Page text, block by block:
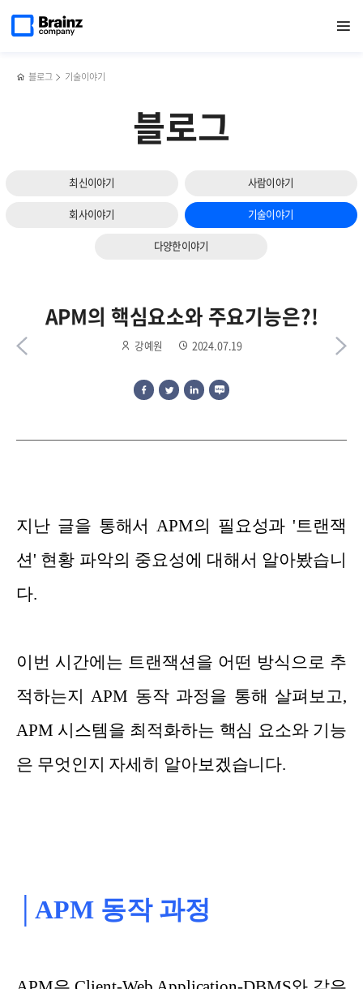
열기
페이지로
블로그 기술이야기
블로그
최신이야기 사람이야기
회사이야기 기술이야기
다양한이야기
모니터링의
중요성과
APM의 핵심요소와 주요기능은?!
강예원 2024.07.19
(Observability)
지난 글을 통해서 APM의 필요성과 '트랜잭
션' 현황 파악의 중요성에 대해서 알아봤습니
다.
이번 시간에는 트랜잭션을 어떤 방식으로 추
적하는지 APM 동작 과정을 통해 살펴보고,
APM 시스템을 최적화하는 핵심 요소와 기능
은 무엇인지 자세히 알아보겠습니다.
│APM 동작 과정
다음
슬라이드